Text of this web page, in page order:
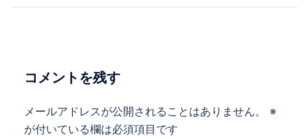
コメントを残す
メールアドレスが公開されることはありません。
※
が付いている欄は必須項目です